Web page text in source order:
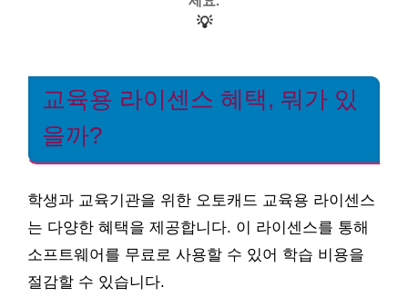
💡
교육용 라이센스 혜택, 뭐가 있
을까?
학생과 교육기관을 위한 오토캐드 교육용 라이센스
는 다양한 혜택을 제공합니다. 이 라이센스를 통해
소프트웨어를 무료로 사용할 수 있어 학습 비용을
절감할 수 있습니다.